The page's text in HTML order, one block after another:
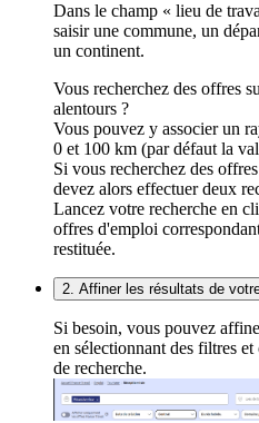
Dans le champ « lieu de
saisir une commune, un
un continent.
Vous recherchez des offres
alentours ?
Vous pouvez y associer un
0 et 100 km (par défaut la
Si vous recherchez des
devez alors effectuer deux
Lancez votre recherche en
offres d'emploi
restituée.
2. Affiner les résultats de
Si besoin, vous pouvez
en sélectionnant des filtres et
de recherche.